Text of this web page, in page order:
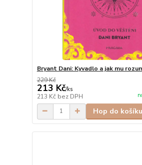
Bryant Dani: Kyvadlo a jak mu
229 Kč
213 Kč/ks
213 Kč bez DPH
Hop do košíku